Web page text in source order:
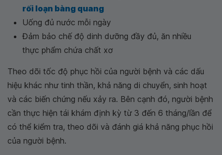
rối loạn bàng quang
Uống đủ nước mỗi ngày
Đảm bảo chế độ dinh dưỡng đầy đủ, ăn nhiều
thực phẩm chứa chất xơ
Theo dõi tốc độ phục hồi của người bệnh và các dấu
hiệu khác như tinh thần, khả năng di chuyển, sinh hoạt
và các biến chứng nếu xảy ra. Bên cạnh đó, người bệnh
cần thực hiện tái khám định kỳ từ 3 đến 6 tháng/lần để
có thể kiểm tra, theo dõi và đánh giá khả năng phục hồi
của người bệnh.